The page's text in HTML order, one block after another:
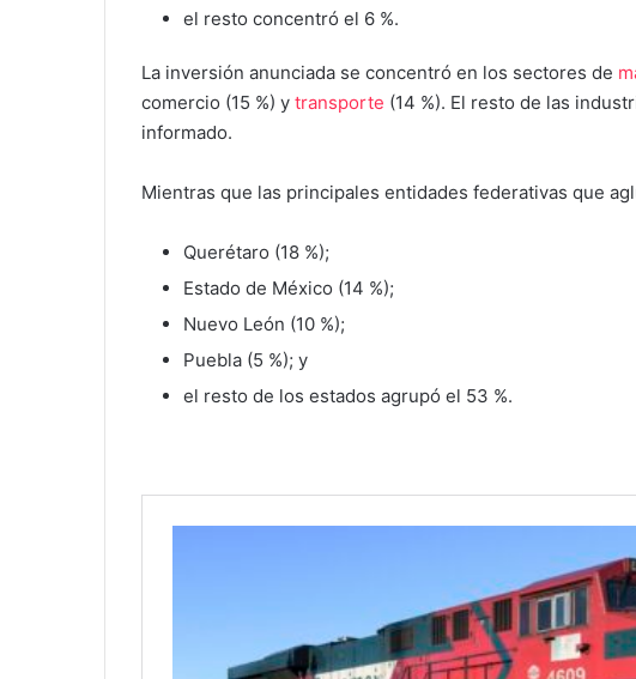
el resto concentró el 6 %.
La inversión anunciada se concentró en los sectores de
comercio (15 %) y transporte (14 %). El resto de las
informado.
Mientras que las principales entidades federativas que
Querétaro (18 %);
Estado de México (14 %);
Nuevo León (10 %);
Puebla (5 %); y
el resto de los estados agrupó el 53 %.